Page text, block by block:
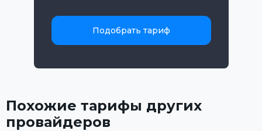
Подобрать тариф
Похожие тарифы других
провайдеров